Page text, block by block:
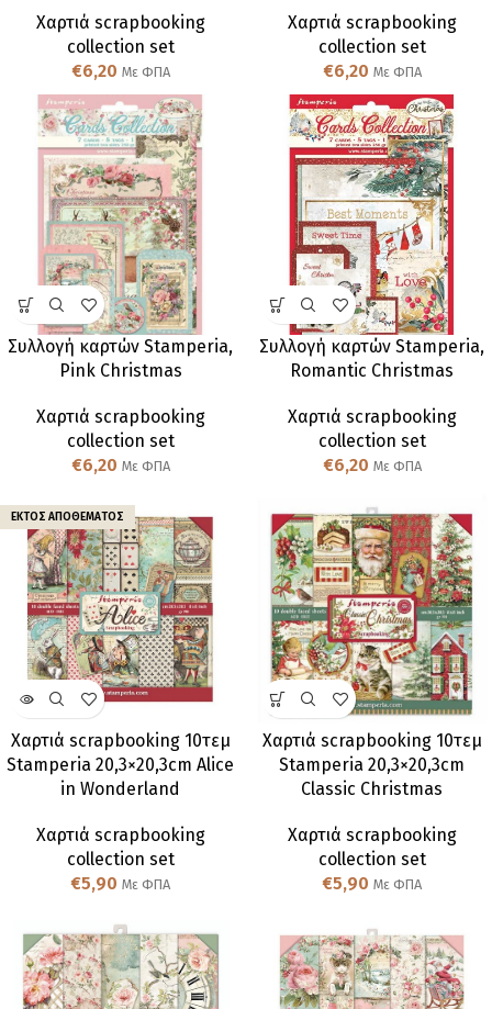
Χαρτιά scrapbooking
collection set
€6,20 Με ΦΠΑ
Χαρτιά scrapbooking
collection set
€6,20 Με ΦΠΑ
Συλλογή καρτών Stamperia,
Pink Christmas
Χαρτιά scrapbooking
collection set
€6,20 Με ΦΠΑ
Συλλογή καρτών Stamperia,
Romantic Christmas
Χαρτιά scrapbooking
collection set
€6,20 Με ΦΠΑ
ΕΚΤΌΣ ΑΠΟΘΈΜΑΤΟΣ
Χαρτιά scrapbooking 10τεμ
Stamperia 20,3×20,3cm Alice
in Wonderland
Χαρτιά scrapbooking
collection set
€5,90 Με ΦΠΑ
Χαρτιά scrapbooking 10τεμ
Stamperia 20,3×20,3cm
Classic Christmas
Χαρτιά scrapbooking
collection set
€5,90 Με ΦΠΑ